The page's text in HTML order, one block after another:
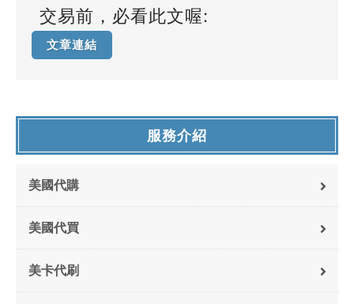
交易前，必看此文喔:
文章連結
服務介紹
美國代購
美國代買
美卡代刷